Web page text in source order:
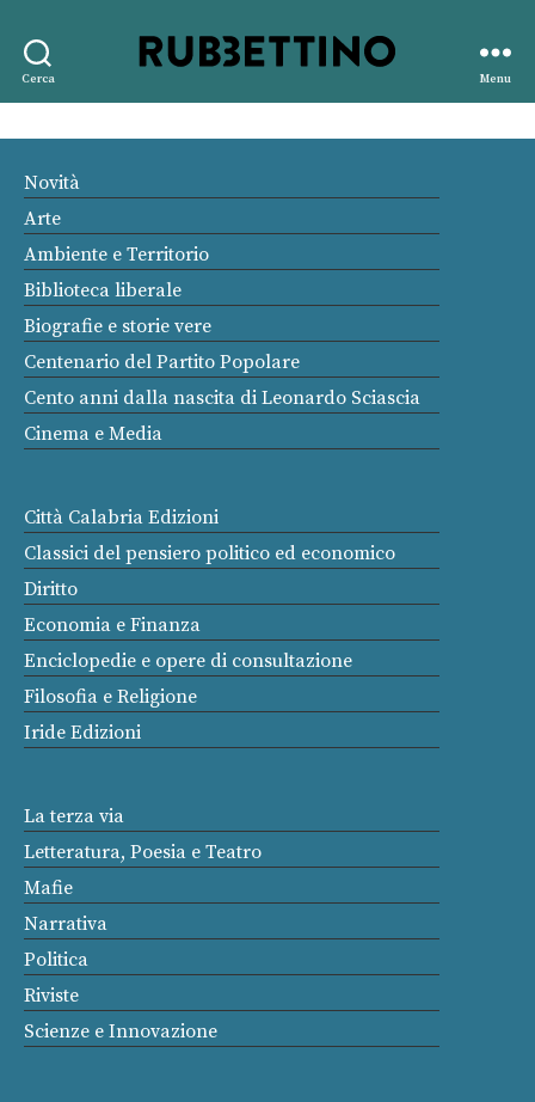
Cerca
editore
Menu
Novità
Arte
Ambiente e Territorio
Biblioteca liberale
Biografie e storie vere
Centenario del Partito Popolare
Cento anni dalla nascita di Leonardo Sciascia
Cinema e Media
Città Calabria Edizioni
Classici del pensiero politico ed economico
Diritto
Economia e Finanza
Enciclopedie e opere di consultazione
Filosofia e Religione
Iride Edizioni
La terza via
Letteratura, Poesia e Teatro
Mafie
Narrativa
Politica
Riviste
Scienze e Innovazione